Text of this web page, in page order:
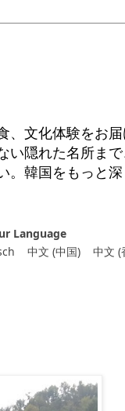
文化体験をお
い隠れた名所ま
韓国をもっと
Language
中文 (中国) 中文 (